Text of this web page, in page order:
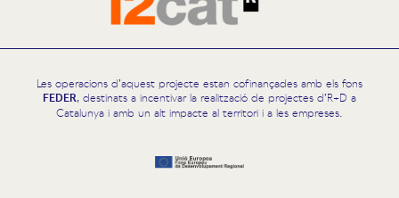
Les operacions d’aquest projecte estan cofinançades amb els fons
FEDER, destinats a incentivar la realització de projectes d’R+D a
Catalunya i amb un alt impacte al territori i a les empreses.